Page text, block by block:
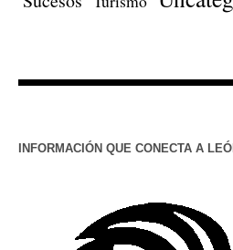
INFORMACIÓN QUE CONECTA A